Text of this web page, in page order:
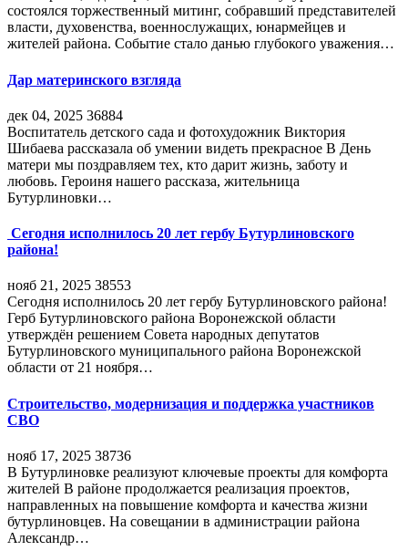
состоялся торжественный митинг, собравший представителей
власти, духовенства, военнослужащих, юнармейцев и
жителей района. Событие стало данью глубокого уважения…
Дар материнского взгляда
дек 04, 2025 36884
Воспитатель детского сада и фотохудожник Виктория
Шибаева рассказала об умении видеть прекрасное В День
матери мы поздравляем тех, кто дарит жизнь, заботу и
любовь. Героиня нашего рассказа, жительница
Бутурлиновки…
Сегодня исполнилось 20 лет гербу Бутурлиновского
района!
нояб 21, 2025 38553
Сегодня исполнилось 20 лет гербу Бутурлиновского района!
Герб Бутурлиновского района Воронежской области
утверждён решением Совета народных депутатов
Бутурлиновского муниципального района Воронежской
области от 21 ноября…
Строительство, модернизация и поддержка участников
СВО
нояб 17, 2025 38736
В Бутурлиновке реализуют ключевые проекты для комфорта
жителей В районе продолжается реализация проектов,
направленных на повышение комфорта и качества жизни
бутурлиновцев. На совещании в администрации района
Александр…